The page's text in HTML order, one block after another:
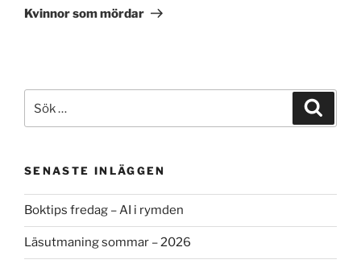
inlägg
Kvinnor som mördar
efter:
SENASTE INLÄGGEN
Boktips fredag – AI i rymden
Läsutmaning sommar – 2026